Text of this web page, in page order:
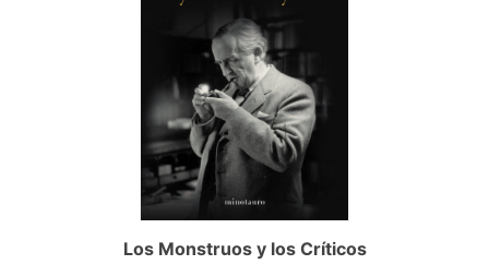
Los Monstruos y los Críticos